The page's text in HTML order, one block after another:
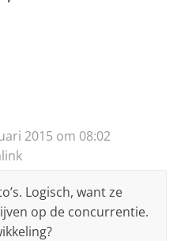
2015 om 08:02
Logisch, want ze
op de concurrentie.